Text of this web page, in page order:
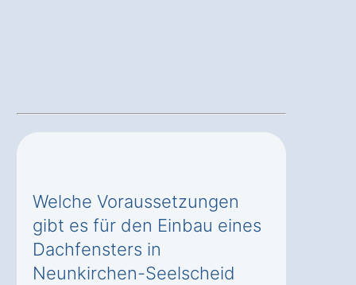
Welche Voraussetzungen
gibt es für den Einbau eines
Dachfensters in
Neunkirchen-Seelscheid